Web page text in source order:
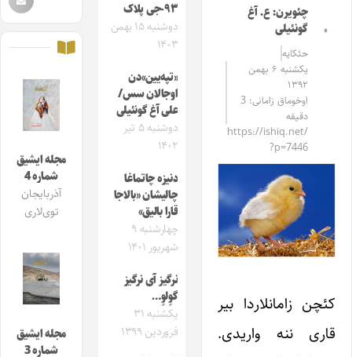
چئویرن: ع. آغ‌
گونئیلی
حئکایه
یکشنبه ۶ بهمن
۱۳۹۲
اوخوماق زامانی: 3
دقیقه
https://ishiq.net/
?p=7446
کئچن زامانلاردا بیر
قاری ننه واریدی.
۹۳-جی پلاک
دوشنبه ۱۵ بهمن
۱۴۰۳
«تپه‌یین»دن
اوجالان سس/
علی آغ گونئیلی
دوشنبه ۵ تیر
۱۴۰۲
دنیزه چاتماغا
چالیشان «بالاجا
قارا بالیق»
چهارشنبه ۹
شهریور ۱۴۰۱
نرگیز آی نرگیز
گوٍلوٍ…
یکشنبه ۳۱
فروردین ۱۳۹۹
مجله ایشیق
شماره 4
آذربایجان
توی‌لاری
مجله ایشیق
شماره 3